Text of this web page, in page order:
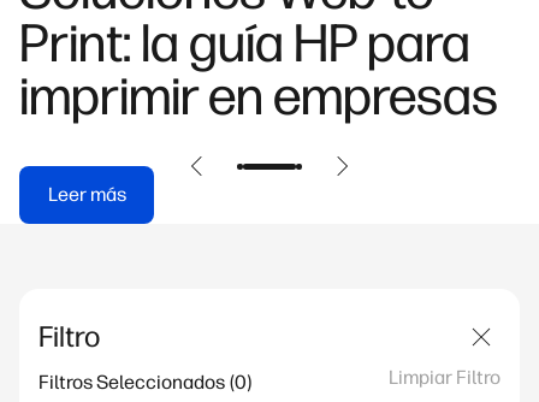
Print: la guía HP para
imprimir en empresas
Leer más
Filtro
Filtros Seleccionados Limpiar Filtro